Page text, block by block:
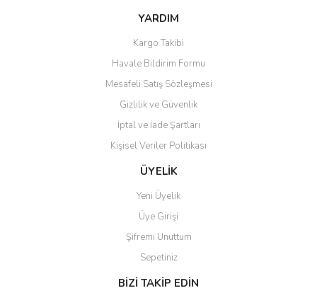
YARDIM
Kargo Takibi
Havale Bildirim Formu
Mesafeli Satış Sözleşmesi
Gizlilik ve Güvenlik
İptal ve İade Şartları
Kişisel Veriler Politikası
ÜYELİK
Yeni Üyelik
Üye Girişi
Şifremi Unuttum
Sepetiniz
BİZİ TAKİP EDİN